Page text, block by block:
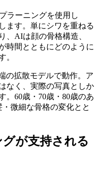
ラーニングを使用し
ます。単にシワを重ねる
、AIは顔の骨格構造、
時間とともにどのように
。
の拡散モデルで動作。ア
なく、実際の写真としか
。60歳・70歳・80歳のあ
微細な骨格の変化とと
が支持される